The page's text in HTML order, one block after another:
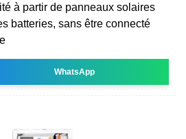
à partir de panneaux solaires
batteries, sans être connecté
WhatsApp